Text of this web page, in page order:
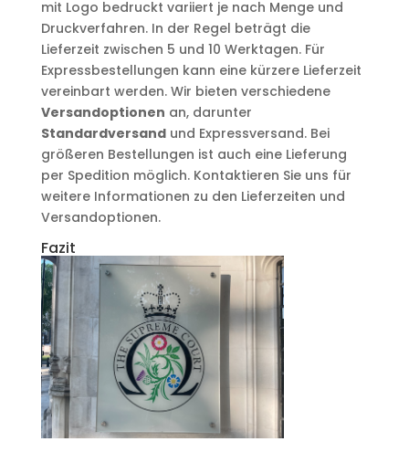
mit Logo bedruckt variiert je nach Menge und
Druckverfahren. In der Regel beträgt die
Lieferzeit zwischen 5 und 10 Werktagen. Für
Expressbestellungen kann eine kürzere Lieferzeit
vereinbart werden. Wir bieten verschiedene
Versandoptionen an, darunter
Standardversandund Expressversand. Bei
größeren Bestellungen ist auch eine Lieferung
per Spedition möglich. Kontaktieren Sie uns für
weitere Informationen zu den Lieferzeiten und
Versandoptionen.
Fazit